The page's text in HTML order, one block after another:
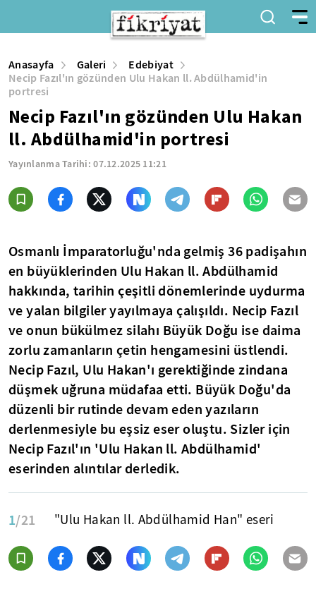
Anasayfa Galeri
Edebiyat
Necip Fazıl'ın gözünden Ulu Hakan ll. Abdülhamid'in
portresi
Necip Fazıl'ın gözünden Ulu Hakan
ll. Abdülhamid'in portresi
Yayınlanma Tarihi:07.12.2025 11:21
Osmanlı İmparatorluğu'nda gelmiş 36 padişahın
en büyüklerinden Ulu Hakan ll. Abdülhamid
hakkında, tarihin çeşitli dönemlerinde uydurma
ve yalan bilgiler yayılmaya çalışıldı. Necip Fazıl
ve onun bükülmez silahı Büyük Doğu ise daima
zorlu zamanların çetin hengamesini üstlendi.
Necip Fazıl, Ulu Hakan'ı gerektiğinde zindana
düşmek uğruna müdafaa etti. Büyük Doğu'da
düzenli bir rutinde devam eden yazıların
derlenmesiyle bu eşsiz eser oluştu. Sizler için
Necip Fazıl'ın 'Ulu Hakan ll. Abdülhamid'
eserinden alıntılar derledik.
1/21 "Ulu Hakan ll. Abdülhamid Han" eseri